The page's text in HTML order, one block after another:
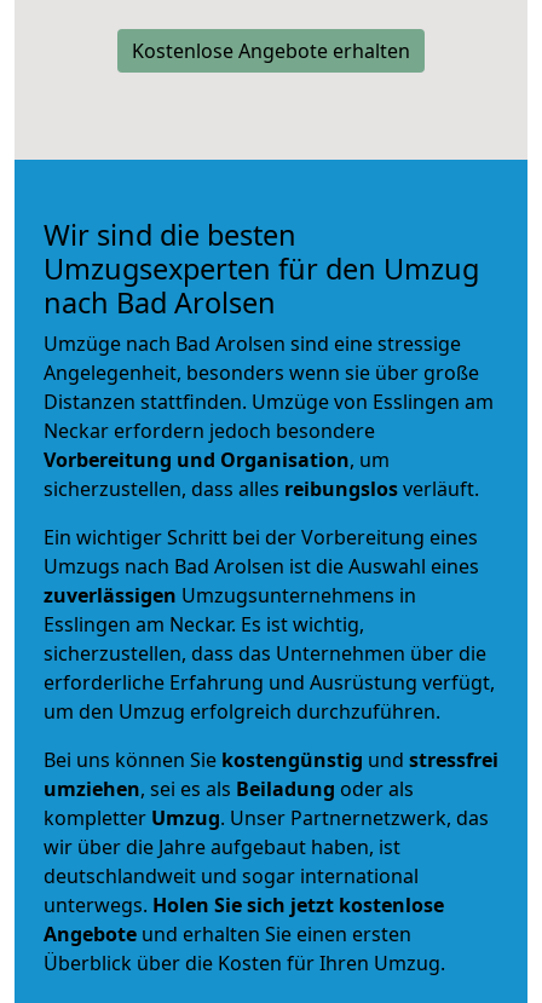
Kostenlose Angebote erhalten
Wir sind die besten
Umzugsexperten für den Umzug
nach Bad Arolsen
Umzüge nach Bad Arolsen sind eine stressige
Angelegenheit, besonders wenn sie über große
Distanzen stattfinden. Umzüge von Esslingen am
Neckar erfordern jedoch besondere
Vorbereitung und Organisation, um
sicherzustellen, dass alles reibungslosverläuft.
Ein wichtiger Schritt bei der Vorbereitung eines
Umzugs nach Bad Arolsen ist die Auswahl eines
zuverlässigen Umzugsunternehmens in
Esslingen am Neckar. Es ist wichtig,
sicherzustellen, dass das Unternehmen über die
erforderliche Erfahrung und Ausrüstung verfügt,
um den Umzug erfolgreich durchzuführen.
Bei uns können Sie kostengünstig und stressfrei
umziehen, sei es als Beiladung oder als
kompletter Umzug. Unser Partnernetzwerk, das
wir über die Jahre aufgebaut haben, ist
deutschlandweit und sogar international
unterwegs. Holen Sie sich jetzt kostenlose
Angebote und erhalten Sie einen ersten
Überblick über die Kosten für Ihren Umzug.